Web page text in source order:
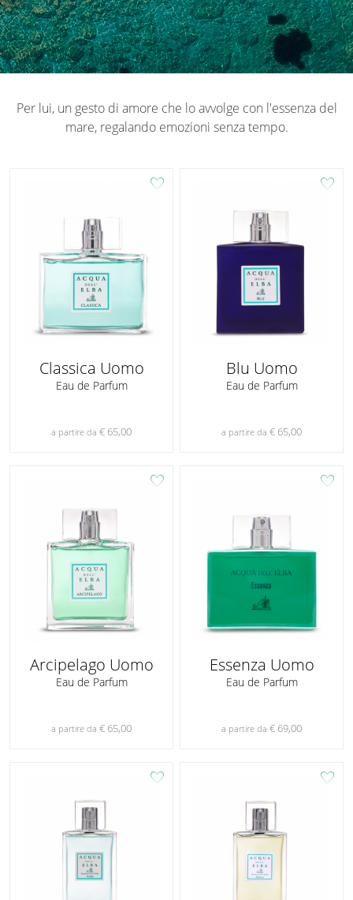
Per lui, un gesto di amore che lo avvolge con l'essenza del
mare, regalando emozioni senza tempo.
favorite
Classica Uomo
Eau de Parfum
a partire da € 65,00
favorite
Blu Uomo
Eau de Parfum
a partire da € 65,00
favorite
Arcipelago Uomo
Eau de Parfum
a partire da € 65,00
favorite
Essenza Uomo
Eau de Parfum
a partire da € 69,00
favorite favorite